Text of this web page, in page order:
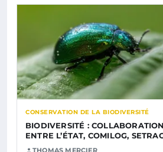
CONSERVATION DE LA BIODIVERSITÉ
BIODIVERSITÉ :
ENTRE L’ÉTAT, COMILOG,